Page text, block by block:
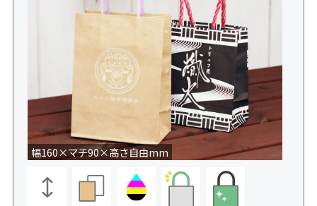
幅160×マチ90×高さ自由mm